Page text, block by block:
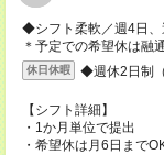
◆シフト柔軟／週4日、
＊予定での希望休は融
休日休暇 ◆週休2日制
【シフト詳細】
・1か月単位で提出
・希望休は月6日まで